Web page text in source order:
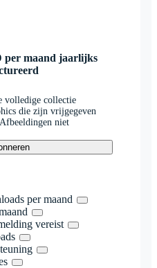
per maand jaarlijks
volledige collectie
die zijn vrijgegeven
niet
per maand
vereist